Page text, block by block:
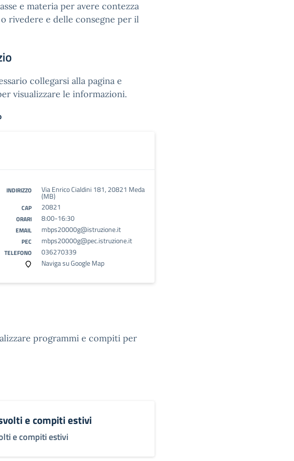
e materia per avere contezza
rivedere e delle consegne per il
collegarsi alla pagina e
visualizzare le informazioni.
INDIRIZZO Via Enrico Cialdini 181, 20821 Meda
(MB)
CAP 20821
ORARI 8:00-16:30
EMAIL mbps20000g@istruzione.it
PEC mbps20000g@pec.istruzione.it
TELEFONO
036270339
Naviga su Google Map
programmi e compiti per
e compiti estivi
e compiti estivi